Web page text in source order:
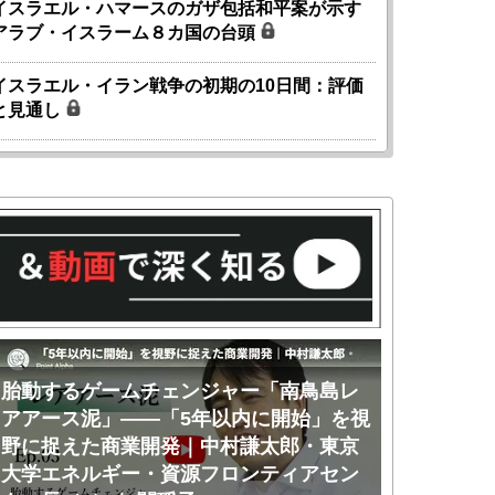
スラエル・ハマースのガザ包括和平案が示す
ラブ・イスラーム８カ国の台頭
スラエル・イラン戦争の初期の10日間：評価
見通し
胎動するゲームチェンジャー「南鳥島レ
アアース泥」――「5年以内に開始」を視
野に捉えた商業開発｜中村謙太郎・東京
大学エネルギー・資源フロンティアセン